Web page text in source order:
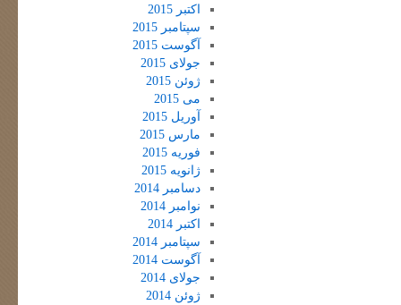
اکتبر 2015
سپتامبر 2015
آگوست 2015
جولای 2015
ژوئن 2015
می 2015
آوریل 2015
مارس 2015
فوریه 2015
ژانویه 2015
دسامبر 2014
نوامبر 2014
اکتبر 2014
سپتامبر 2014
آگوست 2014
جولای 2014
ژوئن 2014